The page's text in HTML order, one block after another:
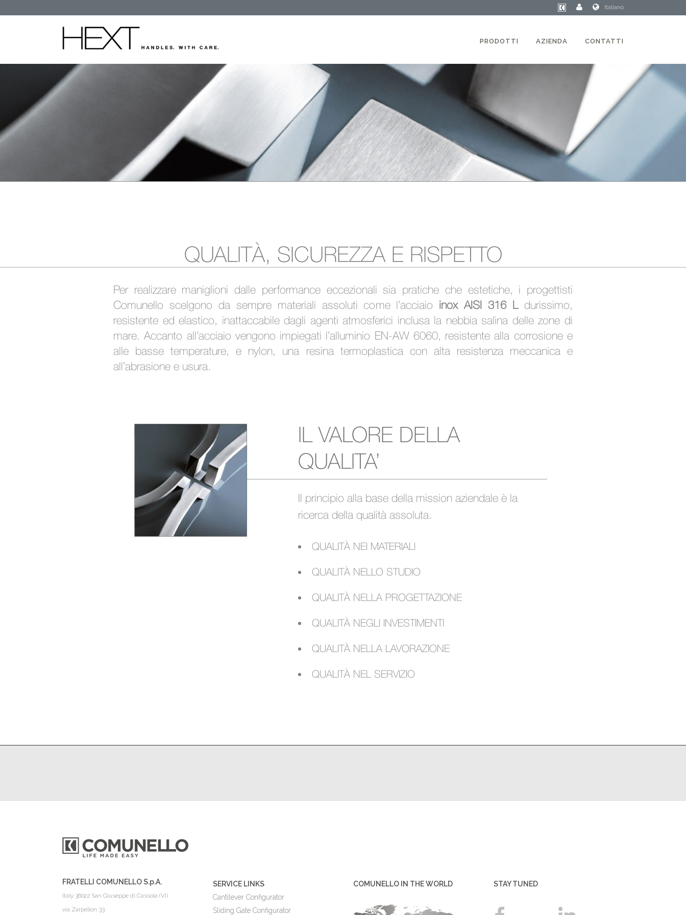
Italiano
PRODOTTI AZIENDA CONTATTI
QUALITÀ, SICUREZZA E RISPETTO
Per realizzare maniglioni dalle performance eccezionali sia pratiche che estetiche, i progettisti
Comunello scelgono da sempre materiali assoluti come l’acciaio inox AISI 316 Ldurissimo,
resistente ed elastico, inattaccabile dagli agenti atmosferici inclusa la nebbia salina delle zone di
mare. Accanto all’acciaio vengono impiegati l’alluminio EN-AW 6060, resistente alla corrosione e
alle basse temperature, e nylon, una resina termoplastica con alta resistenza meccanica e
all’abrasione e usura.
IL VALORE DELLA
QUALITA’
Il principio alla base della mission aziendale è la
ricerca della qualità assoluta.
QUALITÀ NEI MATERIALI
QUALITÀ NELLO STUDIO
QUALITÀ NELLA PROGETTAZIONE
QUALITÀ NEGLI INVESTIMENTI
QUALITÀ NELLA LAVORAZIONE
QUALITÀ NEL SERVIZIO
FRATELLI COMUNELLO S.p.A.
Italy 36022 San Giuseppe di Cassola (VI)
via Zarpellon 33
SERVICE LINKS
Cantilever Configurator
Sliding Gate Configurator
COMUNELLO IN THE WORLD STAY TUNED